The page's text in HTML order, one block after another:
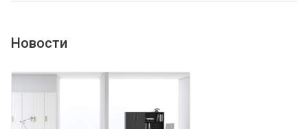
Новости